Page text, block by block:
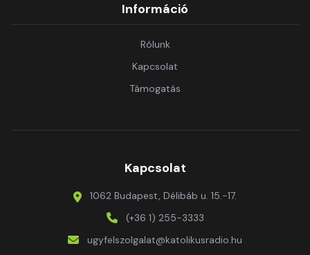
Információ
Rólunk
Kapcsolat
Támogatás
Kapcsolat
1062 Budapest, Délibáb u. 15.-17.
(+36 1) 255-3333
ugyfelszolgalat@katolikusradio.hu